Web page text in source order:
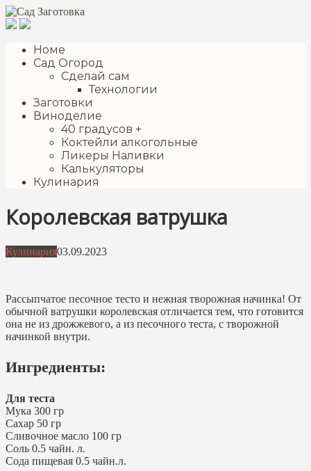
Перейти
к
Номе
Сад Огород
Сделай сам
Технологии
Заготовки
Виноделие
40 градусов +
Коктейли алкогольные
Ликеры Наливки
Калькуляторы
Кулинария
Королевская ватрушка
Кулинария03.09.2023
Рассыпчатое песочное тесто и нежная творожная начинка! От
обычной ватрушки королевская отличается тем, что готовится
она не из дрожжевого, а из песочного теста, с творожной
начинкой внутри.
Ингредиенты:
Для теста
Мука 300 гр
Сахар 50 гр
Сливочное масло 100 гр
Соль 0.5 чайн. л.
Сода пищевая 0.5 чайн.л.